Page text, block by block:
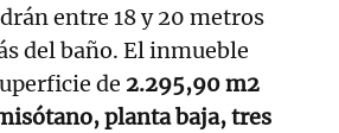
entre 18 y 20 metros
del baño. El inmueble
de 2.295,90 m2
planta baja, tres